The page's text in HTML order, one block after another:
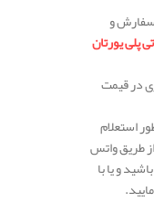
سفارش و
پلی یورتان
در قیمت
استعلام
طریق واتس
و یا با